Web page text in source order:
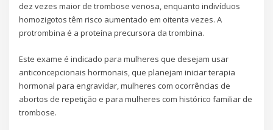
dez vezes maior de trombose venosa, enquanto indivíduos
homozigotos têm risco aumentado em oitenta vezes. A
protrombina é a proteína precursora da trombina.
Este exame é indicado para mulheres que desejam usar
anticoncepcionais hormonais, que planejam iniciar terapia
hormonal para engravidar, mulheres com ocorrências de
abortos de repetição e para mulheres com histórico familiar de
trombose.